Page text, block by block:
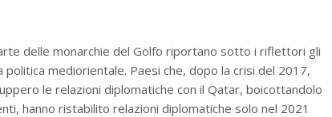
delle monarchie del Golfo riportano sotto i riflettori gli
mediorientale. Paesi che, dopo la crisi del 2017,
le relazioni diplomatiche con il Qatar, boicottandolo
hanno ristabilito relazioni diplomatiche solo nel 2021